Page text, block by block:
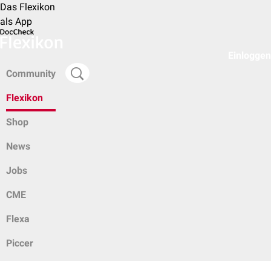
Das Flexikon
als App
Community
Flexikon
Shop
News
Jobs
CME
Flexa
Piccer